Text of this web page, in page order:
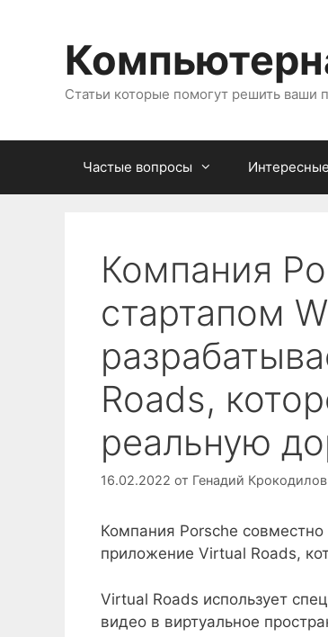
содержимому
Статьи которые помогут решить
Частые вопросы
Компания
стартапом
Roads,
реальную
16.02.2022 от Генадий Крокодилов
Компания Porsche
приложение Virtual Roads,
Virtual Roads использует
видео в виртуальное